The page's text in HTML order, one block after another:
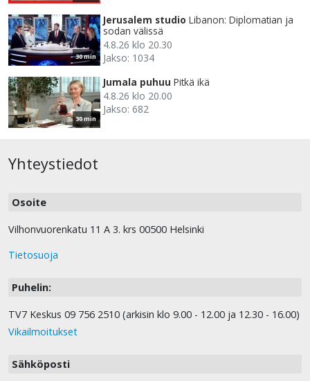
30 min
Jerusalem studio Libanon: Diplomatian ja
sodan välissä
4.8.26 klo 20.30
Jakso: 1034
30 min
Jumala puhuu Pitkä ikä
4.8.26 klo 20.00
Jakso: 682
Yhteystiedot
Osoite
Vilhonvuorenkatu 11 A 3. krs 00500 Helsinki
Tietosuoja
Puhelin:
TV7 Keskus 09 756 2510 (arkisin klo 9.00 - 12.00 ja 12.30 - 16.00)
Vikailmoitukset
Sähköposti